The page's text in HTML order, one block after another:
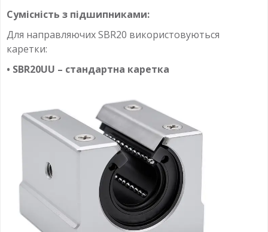
Сумісність з підшипниками:
Для направляючих SBR20 використовуються
каретки:
• SBR20UU – стандартна каретка